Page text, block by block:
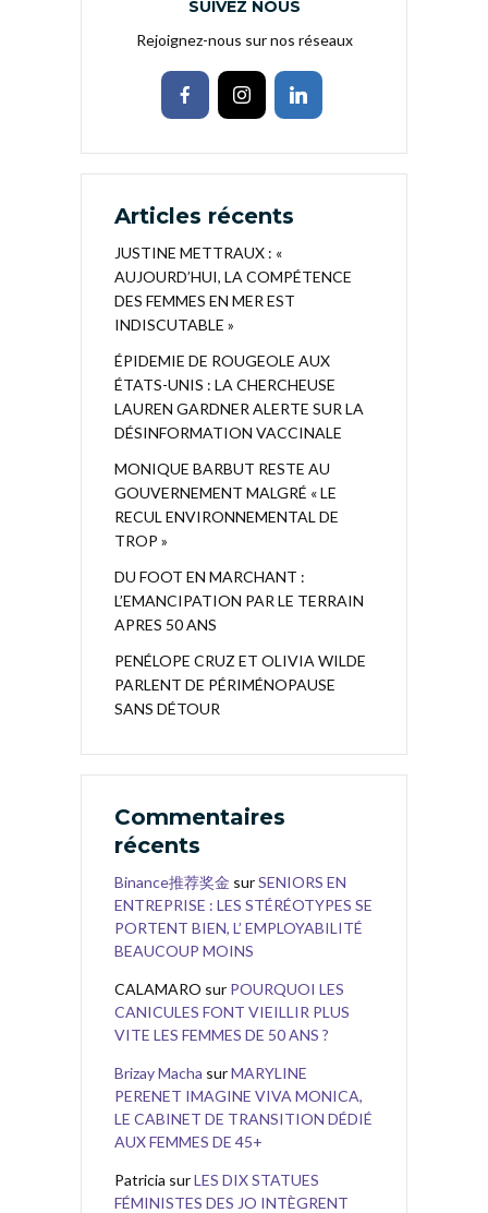
SUIVEZ NOUS
Rejoignez-nous sur nos réseaux
Articles récents
JUSTINE METTRAUX : «
AUJOURD’HUI, LA COMPÉTENCE
DES FEMMES EN MER EST
INDISCUTABLE »
ÉPIDEMIE DE ROUGEOLE AUX
ÉTATS-UNIS : LA CHERCHEUSE
LAUREN GARDNER ALERTE SUR LA
DÉSINFORMATION VACCINALE
MONIQUE BARBUT RESTE AU
GOUVERNEMENT MALGRÉ « LE
RECUL ENVIRONNEMENTAL DE
TROP »
DU FOOT EN MARCHANT :
L’EMANCIPATION PAR LE TERRAIN
APRES 50 ANS
PENÉLOPE CRUZ ET OLIVIA WILDE
PARLENT DE PÉRIMÉNOPAUSE
SANS DÉTOUR
Commentaires
récents
Binance推荐奖金 surSENIORS EN
ENTREPRISE : LES STÉRÉOTYPES SE
PORTENT BIEN, L’ EMPLOYABILITÉ
BEAUCOUP MOINS
CALAMARO sur POURQUOI LES
CANICULES FONT VIEILLIR PLUS
VITE LES FEMMES DE 50 ANS ?
Brizay Macha surMARYLINE
PERENET IMAGINE VIVA MONICA,
LE CABINET DE TRANSITION DÉDIÉ
AUX FEMMES DE 45+
Patricia surLES DIX STATUES
FÉMINISTES DES JO INTÈGRENT